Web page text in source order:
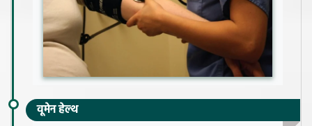
वूमेन हेल्थ